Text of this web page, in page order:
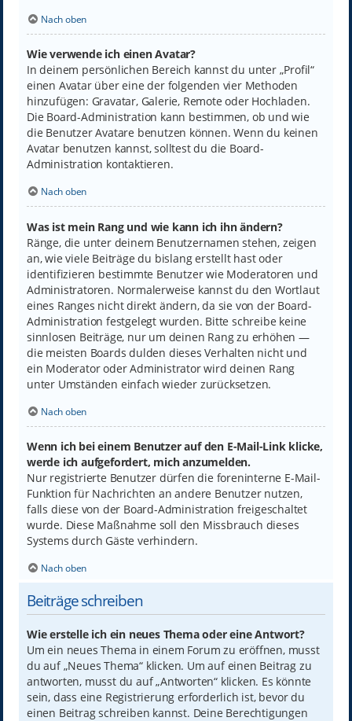
Nach oben
Wie verwende ich einen Avatar?
In deinem persönlichen Bereich kannst du unter „Profil“
einen Avatar über eine der folgenden vier Methoden
hinzufügen: Gravatar, Galerie, Remote oder Hochladen.
Die Board-Administration kann bestimmen, ob und wie
die Benutzer Avatare benutzen können. Wenn du keinen
Avatar benutzen kannst, solltest du die Board-
Administration kontaktieren.
Nach oben
Was ist mein Rang und wie kann ich ihn ändern?
Ränge, die unter deinem Benutzernamen stehen, zeigen
an, wie viele Beiträge du bislang erstellt hast oder
identifizieren bestimmte Benutzer wie Moderatoren und
Administratoren. Normalerweise kannst du den Wortlaut
eines Ranges nicht direkt ändern, da sie von der Board-
Administration festgelegt wurden. Bitte schreibe keine
sinnlosen Beiträge, nur um deinen Rang zu erhöhen —
die meisten Boards dulden dieses Verhalten nicht und
ein Moderator oder Administrator wird deinen Rang
unter Umständen einfach wieder zurücksetzen.
Nach oben
Wenn ich bei einem Benutzer auf den E-Mail-Link klicke,
werde ich aufgefordert, mich anzumelden.
Nur registrierte Benutzer dürfen die foreninterne E-Mail-
Funktion für Nachrichten an andere Benutzer nutzen,
falls diese von der Board-Administration freigeschaltet
wurde. Diese Maßnahme soll den Missbrauch dieses
Systems durch Gäste verhindern.
Nach oben
Beiträge schreiben
Wie erstelle ich ein neues Thema oder eine Antwort?
Um ein neues Thema in einem Forum zu eröffnen, musst
du auf „Neues Thema“ klicken. Um auf einen Beitrag zu
antworten, musst du auf „Antworten“ klicken. Es könnte
sein, dass eine Registrierung erforderlich ist, bevor du
einen Beitrag schreiben kannst. Deine Berechtigungen